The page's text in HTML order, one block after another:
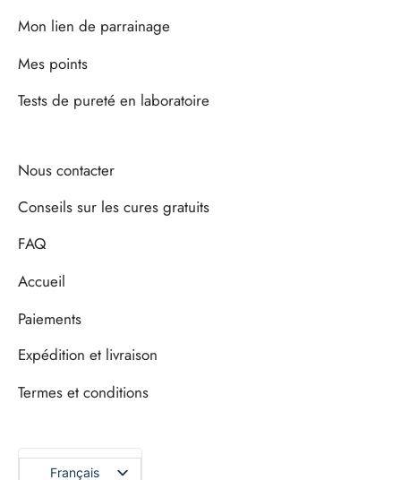
Mon lien de parrainage
Mes points
Tests de pureté en laboratoire
Nous contacter
Conseils sur les cures gratuits
FAQ
Accueil
Paiements
Expédition et livraison
Termes et conditions
Français